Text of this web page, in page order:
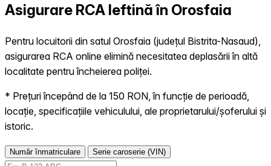
Asigurare RCA Ieftină în Orosfaia
Pentru locuitorii din satul Orosfaia (județul Bistrita-Nasaud),
asigurarea RCA online elimină necesitatea deplasării în altă
localitate pentru încheierea poliței.
* Prețuri începând de la 150 RON, în funcție de perioadă,
locație, specificațiile vehiculului, ale proprietarului/șoferului și
istoric.
Număr înmatriculare Serie caroserie (VIN)